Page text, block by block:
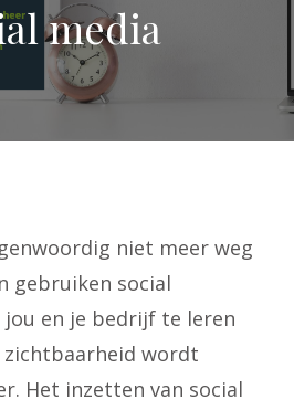
media
niet meer weg
gebruiken social
jou en je bedrijf te leren
zichtbaarheid wordt
Het inzetten van social